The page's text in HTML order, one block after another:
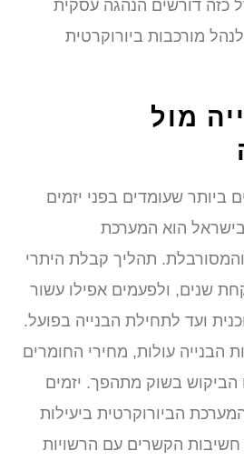
דורשים הנהגה עסקית
מורכבות ביורוקרטית
מול
שעומדים בפני יזמים
הוא המערכת
תהליך קבלת היתרי
שנים, ולפעמים אפילו עשור
ועד לתחילת הבנייה בפועל.
הבנייה עולות, מחירי החומרים
בשוק מתהפך. יזמים
הביורוקרטית ביעילות
הקשרים עם הרשויות